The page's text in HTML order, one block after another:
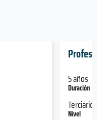
5 años
Duración
Nivel